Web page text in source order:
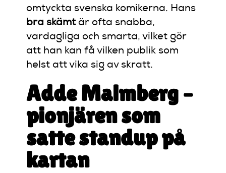
omtyckta svenska komikerna. Hans
bra skämtär ofta snabba,
vardagliga och smarta, vilket gör
att han kan få vilken publik som
helst att vika sig av skratt.
Adde Malmberg –
pionjären som
satte standup på
kartan